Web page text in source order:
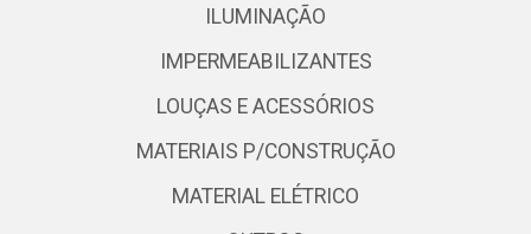
ILUMINAÇÃO
IMPERMEABILIZANTES
LOUÇAS E ACESSÓRIOS
MATERIAIS P/CONSTRUÇÃO
MATERIAL ELÉTRICO